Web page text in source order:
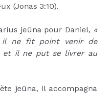
(Jonas 3:10).
jeûna pour Daniel, «
ne fit point venir de
et il ne put se livrer au
jeûna, il accompagna